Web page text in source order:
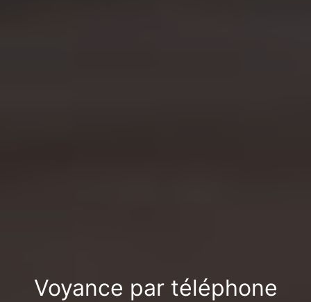
Voyance par téléphone